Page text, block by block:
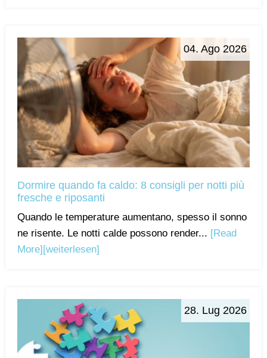
04. Ago 2026
Dormire quando fa caldo: 8 consigli per notti più
fresche e riposanti
Quando le temperature aumentano, spesso il sonno
ne risente. Le notti calde possono render... [Read
More] [weiterlesen]
28. Lug 2026